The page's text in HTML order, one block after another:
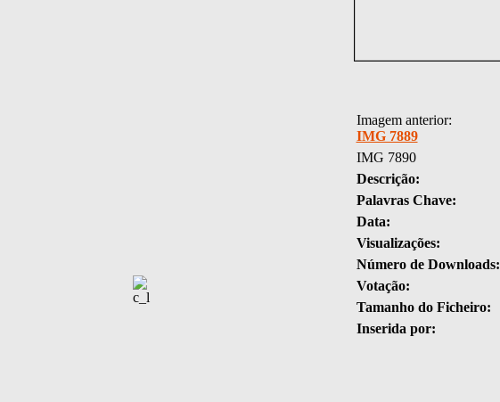
Imagem anterior:
IMG 7889
IMG 7890
Descrição:
Palavras Chave:
Data:
Visualizações:
Número de Downloads:
Votação:
Tamanho do Ficheiro:
Inserida por: